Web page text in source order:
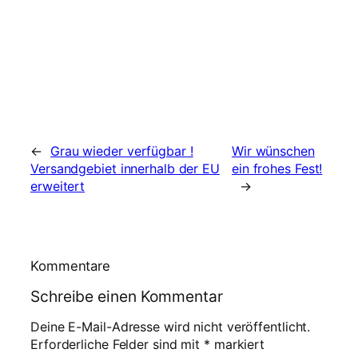
← Grau wieder verfügbar !
Versandgebiet innerhalb der EU
erweitert
Wir wünschen
ein frohes Fest!
→
Kommentare
Schreibe einen Kommentar
Deine E-Mail-Adresse wird nicht veröffentlicht.
Erforderliche Felder sind mit * markiert